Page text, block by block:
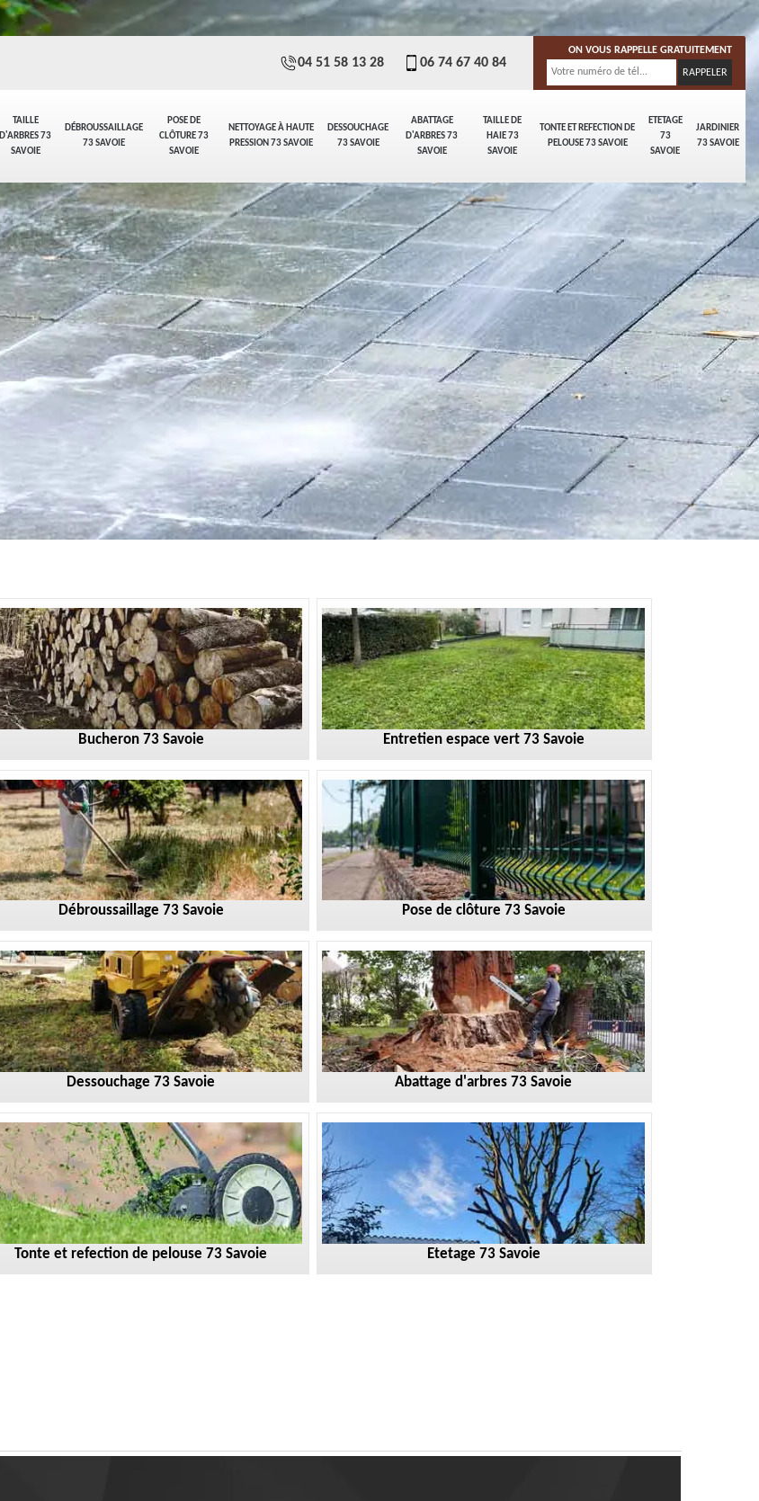
TAILLE
D'ARBRES 73
SAVOIE
DÉBROUSSAILLAGE
73 SAVOIE
POSE DE
CLÔTURE 73
SAVOIE
NETTOYAGE À HAUTE
PRESSION 73 SAVOIE
DESSOUCHAGE
73 SAVOIE
ABATTAGE
D'ARBRES 73
SAVOIE
TAILLE DE
HAIE 73
SAVOIE
TONTE ET REFECTION DE
PELOUSE 73 SAVOIE
ETETAGE
73
SAVOIE
JARDINIER
73 SAVOIE
04 51 58 13 28 06 74 67 40 84
ON VOUS RAPPELLE GRATUITEMENT
Bucheron 73 Savoie Entretien espace vert 73 Savoie
Débroussaillage 73 Savoie Pose de clôture 73 Savoie
Dessouchage 73 Savoie Abattage d'arbres 73 Savoie
Tonte et refection de pelouse 73 Savoie Etetage 73 Savoie